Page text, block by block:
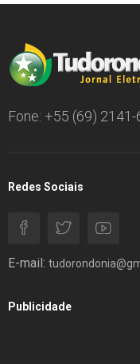
Fone: +55 (69)
Redes Sociais
E-mail:
Publicidade